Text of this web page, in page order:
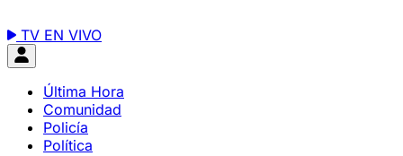
TV EN VIVO
Última Hora
Comunidad
Policía
Política